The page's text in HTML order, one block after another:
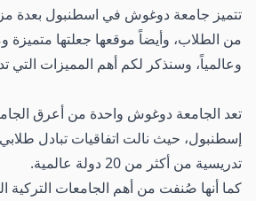
تتميز جامعة دوغوش في اسطنبول بعدة
من الطلاب، وأيضاً موقعها جعلتها متميزة
وعالمياً، وسنذكر لكم أهم المميزات التي
تعد الجامعة دوغوش واحدة من أعرق
إسطنبول، حيث نالت اتفاقيات تبادل
تدريسية من أكثر من 20 دولة عالمية.
كما أنها صُنفت من أهم الجامعات التركية